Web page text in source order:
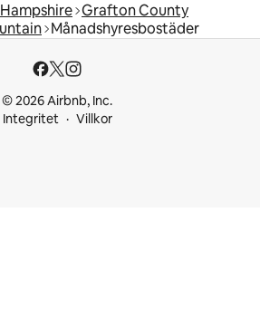
Grafton County
Månadshyresbostäder
© 2026 Airbnb, Inc.
Integritet
Villkor